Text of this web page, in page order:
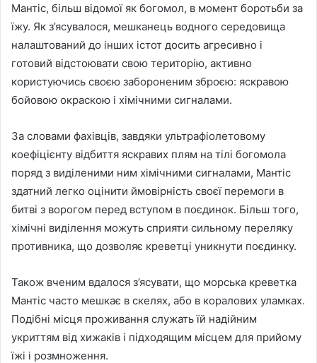
Мантіс, більш відомої як богомол, в момент боротьби за
їжу. Як з’ясувалося, мешканець водного середовища
налаштований до інших істот досить агресивно і
готовий відстоювати свою територію, активно
користуючись своєю забороненим зброєю: яскравою
бойовою окраскою і хімічними сигналами.
За словами фахівців, завдяки ультрафіолетовому
коефіцієнту відбиття яскравих плям на тілі богомола
поряд з виділеними ним хімічними сигналами, Мантіс
здатний легко оцінити ймовірність своєї перемоги в
битві з ворогом перед вступом в поєдинок. Більш того,
хімічні виділення можуть сприяти сильному переляку
противника, що дозволяє креветці уникнути поєдинку.
Також вченим вдалося з’ясувати, що морська креветка
Мантіс часто мешкає в скелях, або в коралових уламках.
Подібні місця проживання служать їй надійним
укриттям від хижаків і підходящим місцем для прийому
їжі і розмноження.